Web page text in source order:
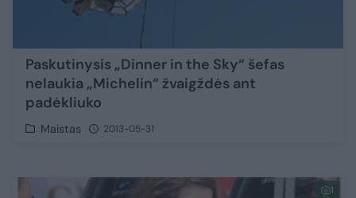
Paskutinysis „Dinner in the Sky“ šefas
nelaukia „Michelin“ žvaigždės ant
padėkliuko
Maistas 2013-05-31
1